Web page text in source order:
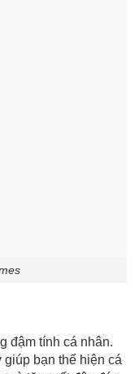
đậm tính cá nhân.
bạn thể hiện cá